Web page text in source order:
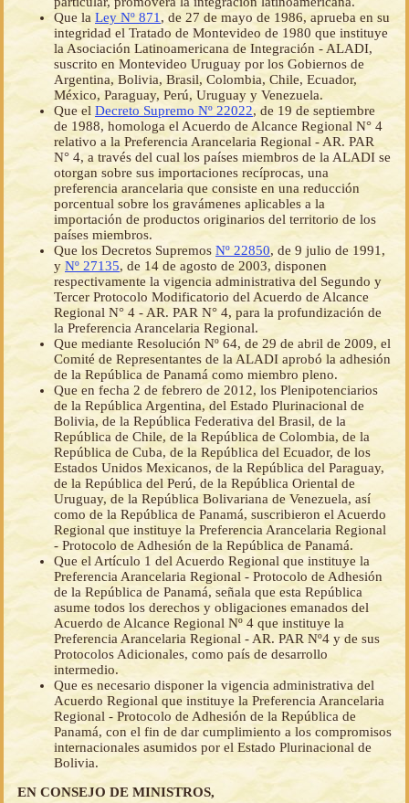
Que la Ley Nº 871 , de 27 de mayo de 1986, aprueba en su
integridad el Tratado de Montevideo de 1980 que instituye
la Asociación Latinoamericana de Integración - ALADI,
suscrito en Montevideo Uruguay por los Gobiernos de
Argentina, Bolivia, Brasil, Colombia, Chile, Ecuador,
México, Paraguay, Perú, Uruguay y Venezuela.
Que el Decreto Supremo Nº 22022, de 19 de septiembre
de 1988, homologa el Acuerdo de Alcance Regional N° 4
relativo a la Preferencia Arancelaria Regional - AR. PAR
N° 4, a través del cual los países miembros de la ALADI se
otorgan sobre sus importaciones recíprocas, una
preferencia arancelaria que consiste en una reducción
porcentual sobre los gravámenes aplicables a la
importación de productos originarios del territorio de los
países miembros.
Que los Decretos Supremos Nº 22850, de 9 julio de 1991,
y Nº 27135, de 14 de agosto de 2003, disponen
respectivamente la vigencia administrativa del Segundo y
Tercer Protocolo Modificatorio del Acuerdo de Alcance
Regional N° 4 - AR. PAR N° 4, para la profundización de
la Preferencia Arancelaria Regional.
Que mediante Resolución Nº 64, de 29 de abril de 2009, el
Comité de Representantes de la ALADI aprobó la adhesión
de la República de Panamá como miembro pleno.
Que en fecha 2 de febrero de 2012, los Plenipotenciarios
de la República Argentina, del Estado Plurinacional de
Bolivia, de la República Federativa del Brasil, de la
República de Chile, de la República de Colombia, de la
República de Cuba, de la República del Ecuador, de los
Estados Unidos Mexicanos, de la República del Paraguay,
de la República del Perú, de la República Oriental de
Uruguay, de la República Bolivariana de Venezuela, así
como de la República de Panamá, suscribieron el Acuerdo
Regional que instituye la Preferencia Arancelaria Regional
- Protocolo de Adhesión de la República de Panamá.
Que el Artículo 1 del Acuerdo Regional que instituye la
Preferencia Arancelaria Regional - Protocolo de Adhesión
de la República de Panamá, señala que esta República
asume todos los derechos y obligaciones emanados del
Acuerdo de Alcance Regional Nº 4 que instituye la
Preferencia Arancelaria Regional - AR. PAR Nº4 y de sus
Protocolos Adicionales, como país de desarrollo
intermedio.
Que es necesario disponer la vigencia administrativa del
Acuerdo Regional que instituye la Preferencia Arancelaria
Regional - Protocolo de Adhesión de la República de
Panamá, con el fin de dar cumplimiento a los compromisos
internacionales asumidos por el Estado Plurinacional de
Bolivia.
EN CONSEJO DE MINISTROS,